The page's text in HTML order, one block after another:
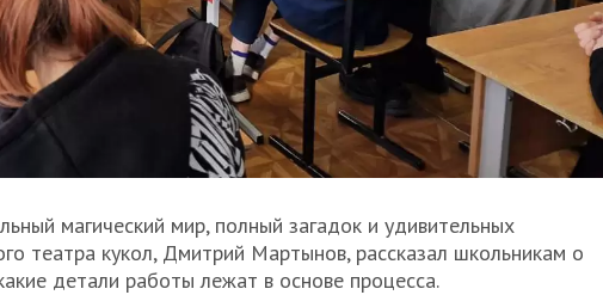
магический мир, полный загадок и удивительных
театра кукол, Дмитрий Мартынов, рассказал школьникам о
детали работы лежат в основе процесса.